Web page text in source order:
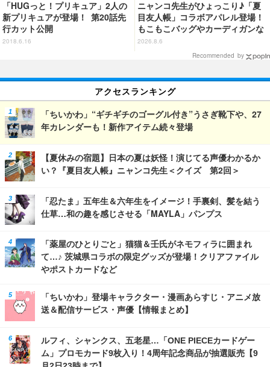
「HUGっと！プリキュア」2人の
新プリキュアが登場！ 第20話先
行カット公開
2018.6.16
ニャンコ先生がひょっこり♪「夏
目友人帳」コラボアパレル登場！
もこもこバッグやカーディガンな
ど全8型
2026.8.6
Recommended by
アクセスランキング
「ちいかわ」“ギチギチのゴーグル付き”うさぎ靴下や、27
年カレンダーも！新作アイテム続々登場
【夏休みの宿題】日本の夏は妖怪！演じてる声優わかるか
い？『夏目友人帳』ニャンコ先生＜クイズ 第2回＞
「忍たま」五年生＆六年生をイメージ！手裏剣、髪を結う
仕草…和の趣を感じさせる「MAYLA」パンプス
「薬屋のひとりごと」猫猫＆壬氏がネモフィラに囲まれ
て…♪ 茨城県コラボの限定グッズが登場！クリアファイル
やポストカードなど
「ちいかわ」登場キャラクター・漫画あらすじ・アニメ放
送＆配信サービス・声優【情報まとめ】
ルフィ、シャンクス、五老星…「ONE PIECEカードゲー
ム」プロモカード9枚入り！4周年記念商品が抽選販売【9